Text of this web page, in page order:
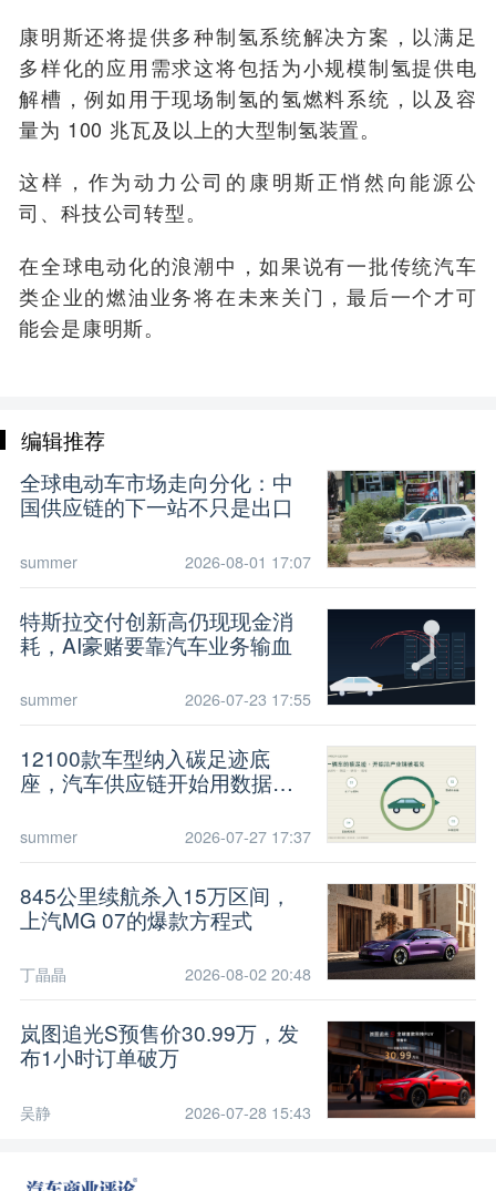
康明斯还将提供多种制氢系统解决方案，以满足
多样化的应用需求这将包括为小规模制氢提供电
解槽，例如用于现场制氢的氢燃料系统，以及容
量为 100 兆瓦及以上的大型制氢装置。
这样，作为动力公司的康明斯正悄然向能源公
司、科技公司转型。
在全球电动化的浪潮中，如果说有一批传统汽车
类企业的燃油业务将在未来关门，最后一个才可
能会是康明斯。
编辑推荐
全球电动车市场走向分化：中
国供应链的下一站不只是出口
summer 2026-08-01 17:07
特斯拉交付创新高仍现现金消
耗，AI豪赌要靠汽车业务输血
summer 2026-07-23 17:55
12100款车型纳入碳足迹底
座，汽车供应链开始用数据减
summer 2026-07-27 17:37
845公里续航杀入15万区间，
上汽MG 07的爆款方程式
丁晶晶 2026-08-02 20:48
岚图追光S预售价30.99万，发
布1小时订单破万
吴静 2026-07-28 15:43